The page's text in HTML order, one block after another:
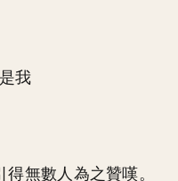
是我
無數人為之贊嘆。